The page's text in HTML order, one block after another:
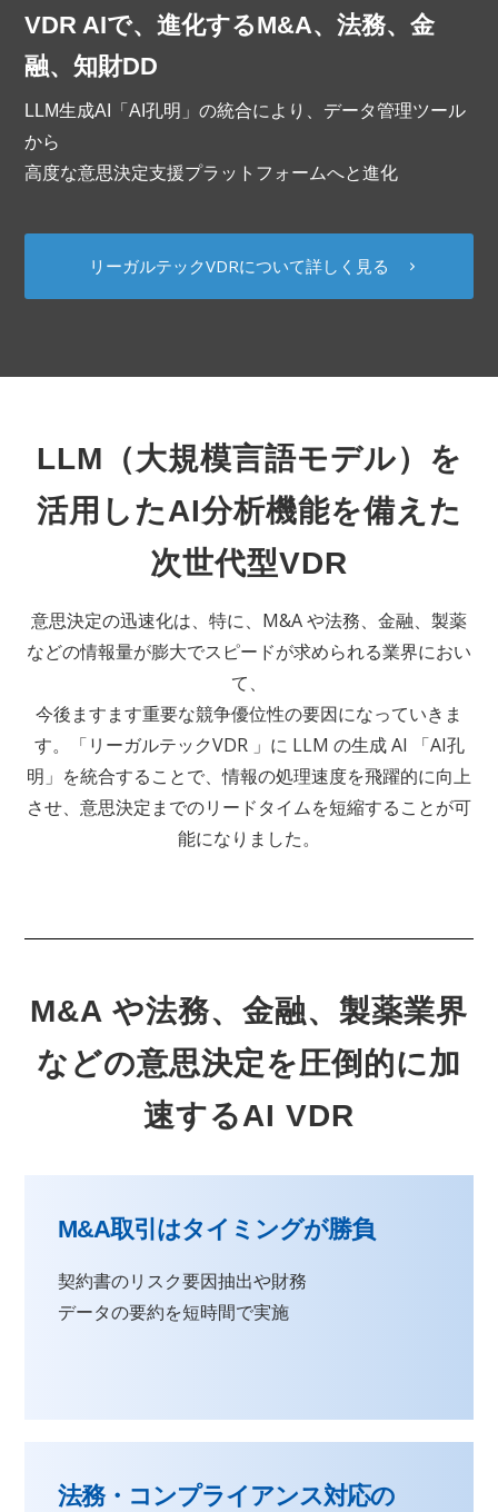
VDR AIで、進化するM&A、法務、金
融、知財DD
LLM生成AI「AI孔明」の統合により、データ管理ツール
から
高度な意思決定支援プラットフォームへと進化
リーガルテックVDRについて詳しく見る
LLM（大規模言語モデル）を
活用したAI分析機能を備えた
次世代型VDR
意思決定の迅速化は、特に、M&A や法務、金融、製薬
などの情報量が膨大でスピードが求められる業界におい
て、
今後ますます重要な競争優位性の要因になっていきま
す。「リーガルテックVDR 」に LLM の生成 AI 「AI孔
明」を統合することで、情報の処理速度を飛躍的に向上
させ、意思決定までのリードタイムを短縮することが可
能になりました。
M&A や法務、金融、製薬業界
などの意思決定を圧倒的に加
速するAI VDR
M&A取引はタイミングが勝負
契約書のリスク要因抽出や財務
データの要約を短時間で実施
法務・コンプライアンス対応の